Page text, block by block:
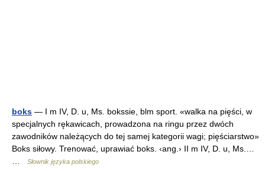
boks — I m IV, D. u, Ms. bokssie, blm sport. «walka na pięści, w
specjalnych rękawicach, prowadzona na ringu przez dwóch
zawodników należących do tej samej kategorii wagi; pięściarstwo»
Boks siłowy. Trenować, uprawiać boks. ‹ang.› II m IV, D. u, Ms.…
Słownik języka polskiego